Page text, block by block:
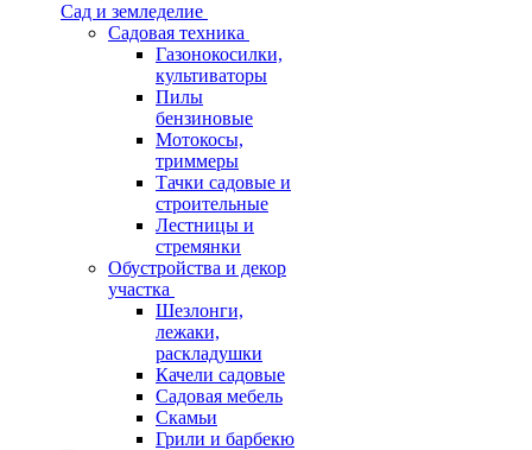
Сад и земледелие
Садовая техника
Газонокосилки,
культиваторы
Пилы
бензиновые
Мотокосы,
триммеры
Тачки садовые и
строительные
Лестницы и
стремянки
Обустройства и декор
участка
Шезлонги,
лежаки,
раскладушки
Качели садовые
Садовая мебель
Скамьи
Грили и барбекю